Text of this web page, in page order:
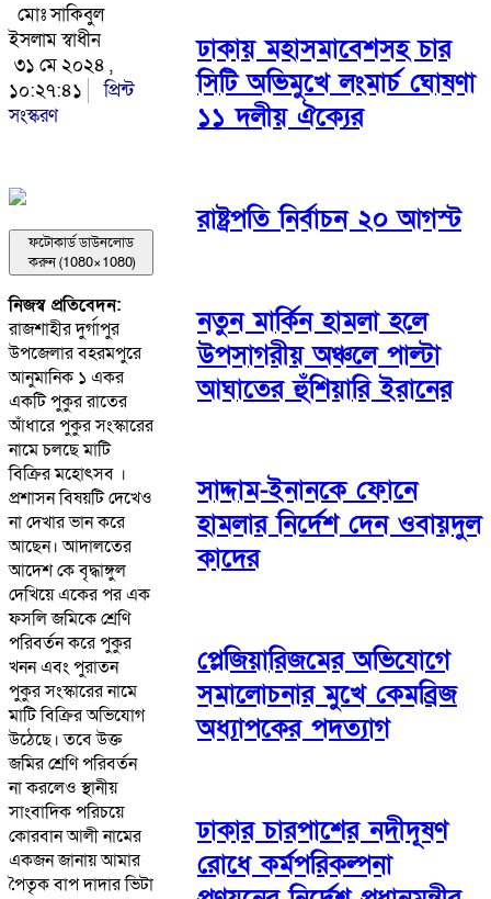
মোঃ সাকিবুল
ইসলাম স্বাধীন
৩১ মে ২০২৪ ,
১০:২৭:৪১
প্রিন্ট
সংস্করণ
ফটোকার্ড ডাউনলোড
করুন (1080×1080)
নিজস্ব প্রতিবেদন:
রাজশাহীর দুর্গাপুর
উপজেলার বহরমপুরে
আনুমানিক ১ একর
একটি পুকুর রাতের
আঁধারে পুকুর সংস্কারের
নামে চলছে মাটি
বিক্রির মহোৎসব ।
প্রশাসন বিষয়টি দেখেও
না দেখার ভান করে
আছেন। আদালতের
আদেশ কে বৃদ্ধাঙ্গুল
দেখিয়ে একের পর এক
ফসলি জমিকে শ্রেণি
পরিবর্তন করে পুকুর
খনন এবং পুরাতন
পুকুর সংস্কারের নামে
মাটি বিক্রির অভিযোগ
উঠেছে। তবে উক্ত
জমির শ্রেণি পরিবর্তন
না করলেও স্থানীয়
সাংবাদিক পরিচয়ে
কোরবান আলী নামের
একজন জানায় আমার
পৈতৃক বাপ দাদার ভিটা
ঢাকায় মহাসমাবেশসহ চার
সিটি অভিমুখে লংমার্চ ঘোষণা
১১ দলীয় ঐক্যের
রাষ্ট্রপতি নির্বাচন ২০ আগস্ট
নতুন মার্কিন হামলা হলে
উপসাগরীয় অঞ্চলে পাল্টা
আঘাতের হুঁশিয়ারি ইরানের
সাদ্দাম-ইনানকে ফোনে
হামলার নির্দেশ দেন ওবায়দুল
কাদের
প্লেজিয়ারিজমের অভিযোগে
সমালোচনার মুখে কেমব্রিজ
অধ্যাপকের পদত্যাগ
ঢাকার চারপাশের নদীদূষণ
রোধে কর্মপরিকল্পনা